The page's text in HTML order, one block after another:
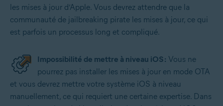
les mises à jour d’Apple. Vous devrez attendre que la
communauté de jailbreaking pirate les mises à jour, ce qui
est parfois un processus long et compliqué.
Impossibilité de mettre à niveau iOS : Vous ne
pourrez pas installer les mises à jour en mode OTA
et vous devrez mettre votre système iOS à niveau
manuellement, ce qui requiert une certaine expertise. Dans